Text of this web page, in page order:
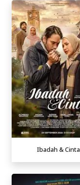
Ibadah & Cinta